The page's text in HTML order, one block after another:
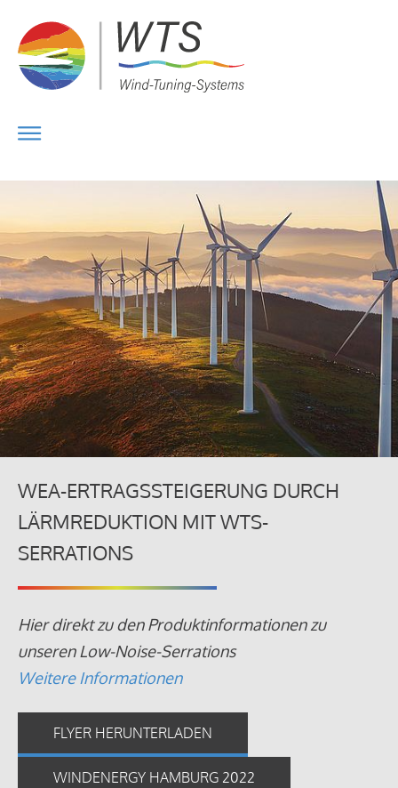
WEA-ERTRAGSSTEIGERUNG DURCH
LÄRMREDUKTION MIT WTS-
SERRATIONS
Hier direkt zu den Produktinformationen zu
unseren Low-Noise-Serrations
Weitere Informationen
FLYER HERUNTERLADEN
WINDENERGY HAMBURG 2022